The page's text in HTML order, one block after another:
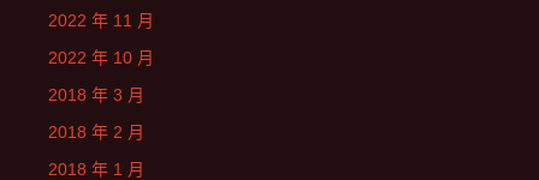
2022 年 11 月
2022 年 10 月
2018 年 3 月
2018 年 2 月
2018 年 1 月